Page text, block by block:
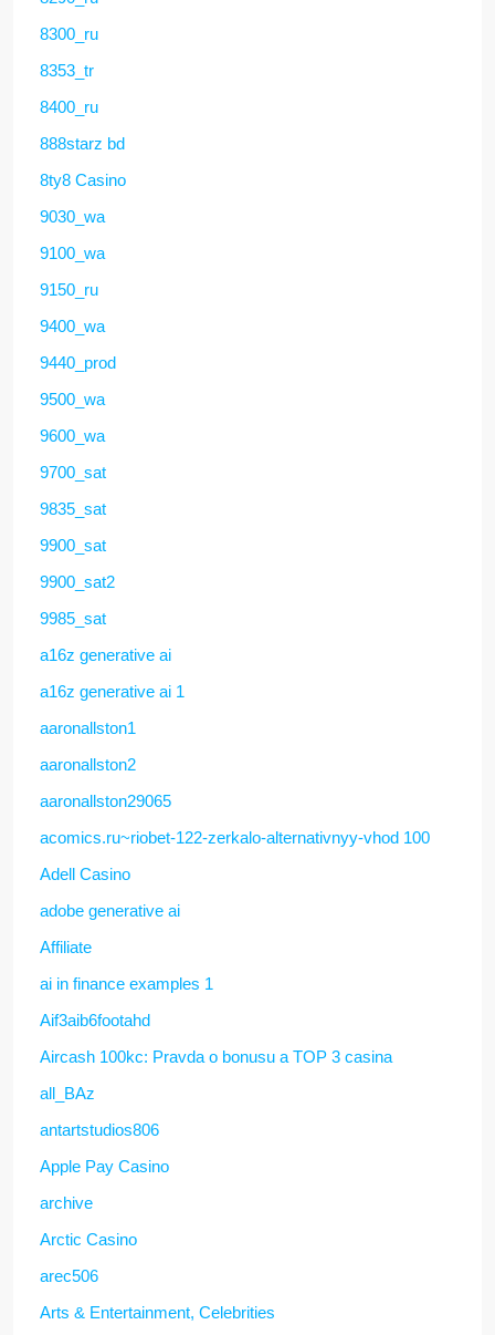
8300_ru
8353_tr
8400_ru
888starz bd
8ty8 Casino
9030_wa
9100_wa
9150_ru
9400_wa
9440_prod
9500_wa
9600_wa
9700_sat
9835_sat
9900_sat
9900_sat2
9985_sat
a16z generative ai
a16z generative ai 1
aaronallston1
aaronallston2
aaronallston29065
acomics.ru~riobet-122-zerkalo-alternativnyy-vhod 100
Adell Casino
adobe generative ai
Affiliate
ai in finance examples 1
Aif3aib6footahd
Aircash 100kc: Pravda o bonusu a TOP 3 casina
all_BAz
antartstudios806
Apple Pay Casino
archive
Arctic Casino
arec506
Arts & Entertainment, Celebrities